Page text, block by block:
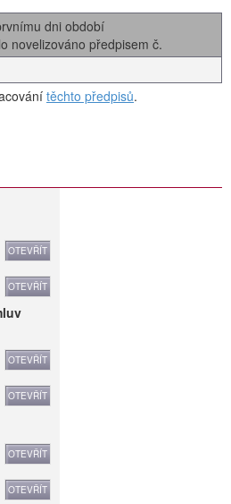
dni období
novelizováno předpisem č.
těchto předpisů.